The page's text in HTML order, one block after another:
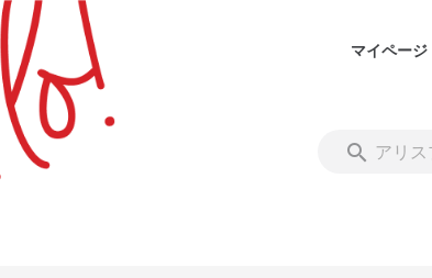
マイページ